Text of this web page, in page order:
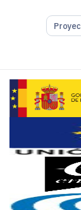
Las
Cristina
Su lectura de
Por su parte,